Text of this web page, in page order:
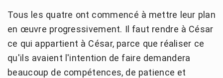
Tous les quatre ont commencé à mettre leur plan
en œuvre progressivement. Il faut rendre à César
ce qui appartient à César, parce que réaliser ce
qu'ils avaient l'intention de faire demandera
beaucoup de compétences, de patience et